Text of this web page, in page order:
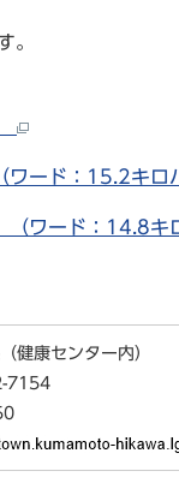
。
ード：15.2キロ
ワード：14.8キ
健康センター内）
7154